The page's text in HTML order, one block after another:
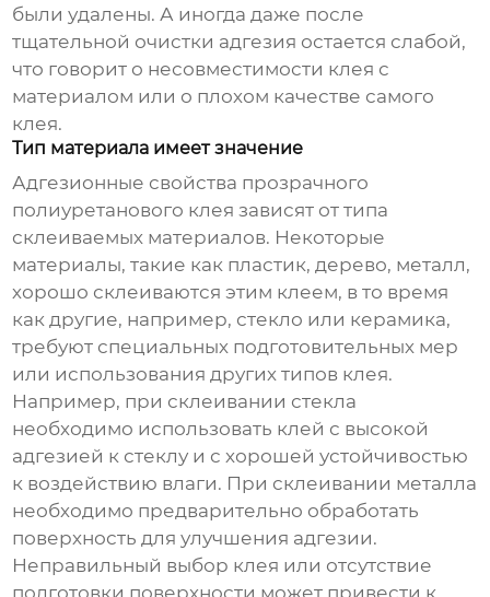
были удалены. А иногда даже после
тщательной очистки адгезия остается слабой,
что говорит о несовместимости клея с
материалом или о плохом качестве самого
клея.
Тип материала имеет значение
Адгезионные свойства прозрачного
полиуретанового клея зависят от типа
склеиваемых материалов. Некоторые
материалы, такие как пластик, дерево, металл,
хорошо склеиваются этим клеем, в то время
как другие, например, стекло или керамика,
требуют специальных подготовительных мер
или использования других типов клея.
Например, при склеивании стекла
необходимо использовать клей с высокой
адгезией к стеклу и с хорошей устойчивостью
к воздействию влаги. При склеивании металла
необходимо предварительно обработать
поверхность для улучшения адгезии.
Неправильный выбор клея или отсутствие